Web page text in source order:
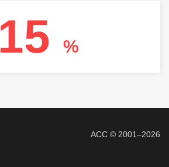
15 %
АСС © 2001–2026